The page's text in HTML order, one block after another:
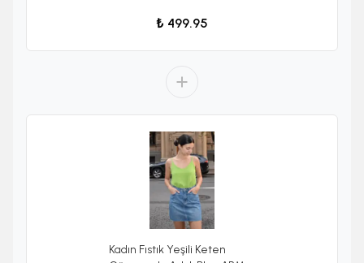
₺ 499.95
Kadın Fıstık Yeşili Keten